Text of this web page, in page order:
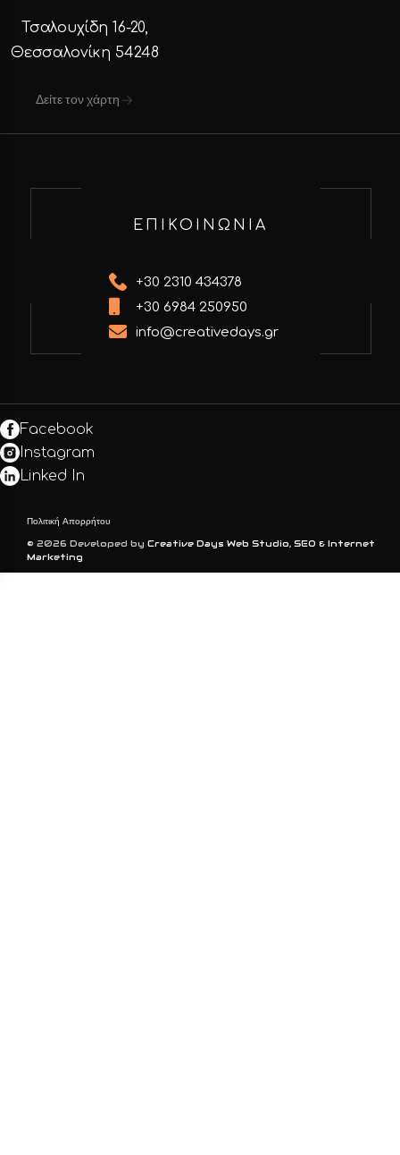
Τσαλουχίδη 16-20,
Θεσσαλονίκη 54248
Δείτε τον χάρτη
ΕΠΙΚΟΙΝΩΝΙΑ
+30 2310 434378
+30 6984 250950
info@creativedays.gr
© 2026 Developed by Creative Days Web Studio, SEO & Internet
Marketing
Πολιτική Απορρήτου
Facebook
Instagram
Linked In